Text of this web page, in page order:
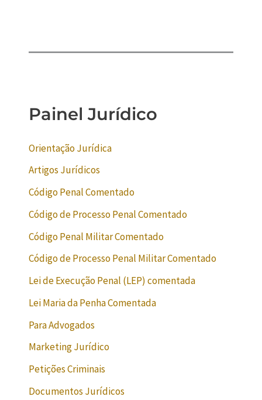
Painel Jurídico
Orientação Jurídica
Artigos Jurídicos
Código Penal Comentado
Código de Processo Penal Comentado
Código Penal Militar Comentado
Código de Processo Penal Militar Comentado
Lei de Execução Penal (LEP) comentada
Lei Maria da Penha Comentada
Para Advogados
Marketing Jurídico
Petições Criminais
Documentos Jurídicos